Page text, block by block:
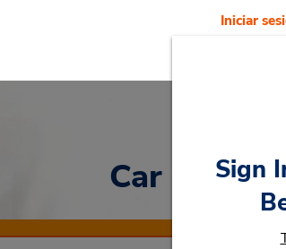
Iniciar
Car Rental
Sign